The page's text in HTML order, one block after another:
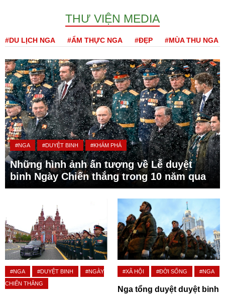
THƯ VIỆN MEDIA
#DU LỊCH NGA #ẨM THỰC NGA #ĐẸP #MÙA THU NGA
#NGA #DUYỆT BINH #KHÁM PHÁ
Những hình ảnh ấn tượng về Lễ duyệt
binh Ngày Chiến thắng trong 10 năm qua
#NGA #DUYỆT BINH
#NGÀY
CHIẾN THẮNG
#XÃ HỘI #ĐỜI SỐNG #NGA
Nga tổng duyệt duyệt binh